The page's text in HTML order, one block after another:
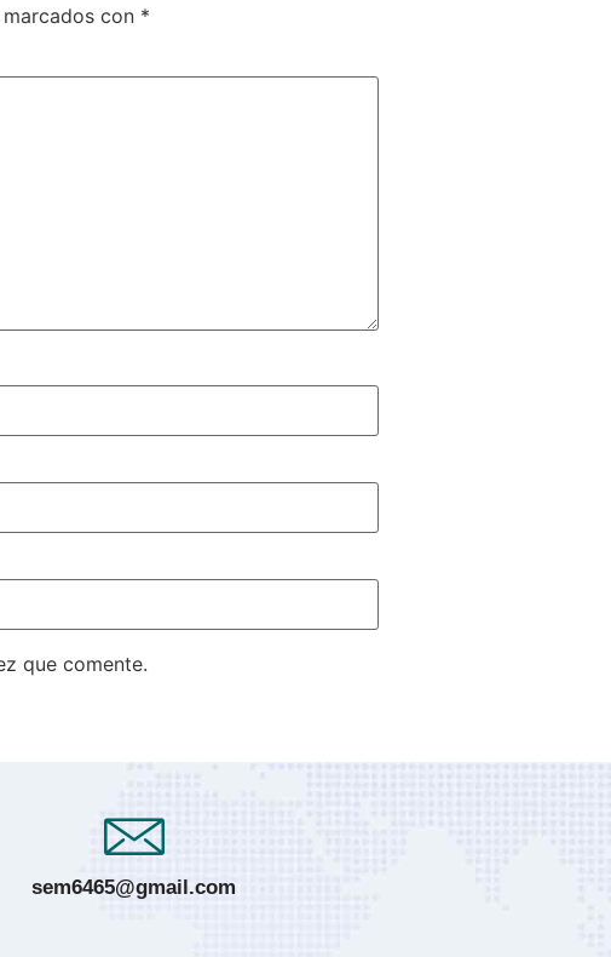
con *
que comente.
sem6465@gmail.com